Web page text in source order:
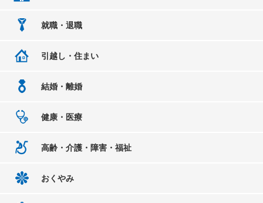
就職・退職
引越し・住まい
結婚・離婚
健康・医療
高齢・介護・障害・福祉
おくやみ